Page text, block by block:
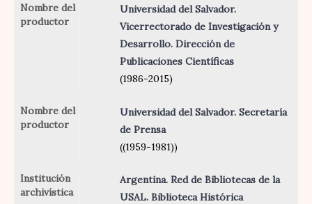
Nombre del
productor
Universidad del Salvador.
Vicerrectorado de Investigación y
Desarrollo. Dirección de
Publicaciones Científicas
(1986-2015)
Nombre del
productor
Universidad del Salvador. Secretaría
de Prensa
((1959-1981))
Institución
archivística
Argentina. Red de Bibliotecas de la
USAL. Biblioteca Histórica